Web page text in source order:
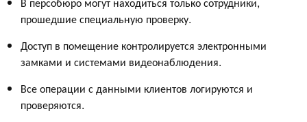
прошедшие специальную проверку.
Доступ в помещение контролируется электронными
замками и системами видеонаблюдения.
Все операции с данными клиентов логируются и
проверяются.